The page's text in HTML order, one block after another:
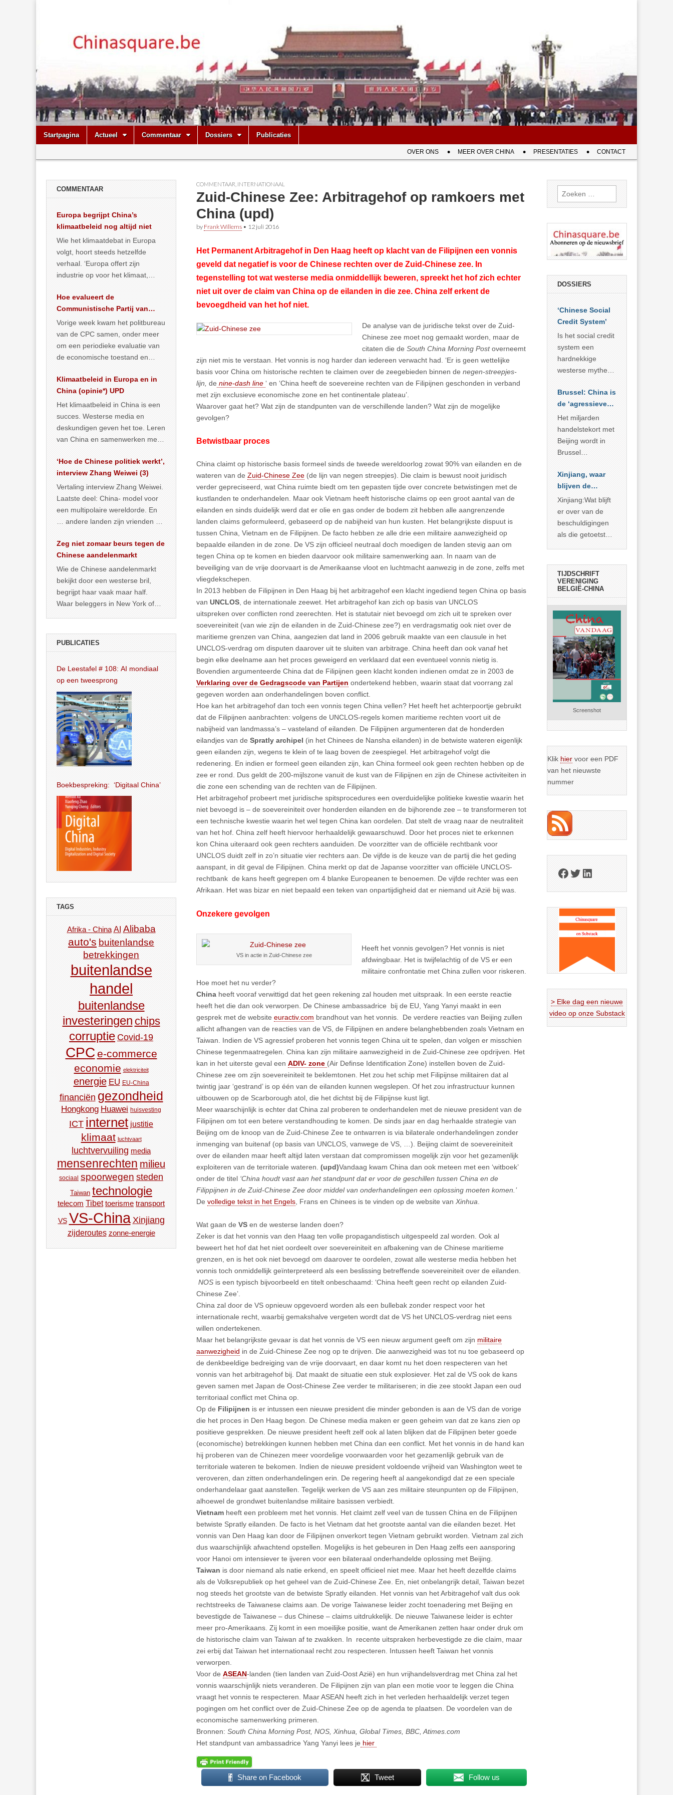
Chinasquare.be
Main
menu
Skip
Startpagina Actueel Commentaar Dossiers Publicaties
menu
OVER ONS MEER OVER CHINA PRESENTATIES CONTACT
COMMENTAAR INTERNATIONAAL
Zuid-Chinese Zee: Arbitragehof op ramkoers met
China (upd)
by Frank Willems • 12 juli 2016
Het Permanent Arbitragehof in Den Haag heeft op klacht van de Filipijnen een vonnis
geveld dat negatief is voor de Chinese rechten over de Zuid-Chinese zee. In
tegenstelling tot wat westerse media onmiddellijk beweren, spreekt het hof zich echter
niet uit over de claim van China op de eilanden in die zee. China zelf erkent de
bevoegdheid van het hof niet.
De analyse van de juridische tekst over de Zuid-
Chinese zee moet nog gemaakt worden, maar de
citaten die de South China Morning Postoverneemt
zijn niet mis te verstaan. Het vonnis is nog harder dan iedereen verwacht had. ‘Er is geen wettelijke
basis voor China om historische rechten te claimen over de zeegebieden binnen de negen-streepjes-
lijn, de nine-dash line ‘ en ‘China heeft de soevereine rechten van de Filipijnen geschonden in verband
met zijn exclusieve economische zone en het continentale plateau’.
Waarover gaat het? Wat zijn de standpunten van de verschillende landen? Wat zijn de mogelijke
gevolgen?
Betwistbaar proces
China claimt op historische basis formeel sinds de tweede wereldoorlog zowat 90% van eilanden en de
wateren van de Zuid-Chinese Zee (de lijn van negen streepjes). Die claim is bewust nooit juridisch
verder gepreciseerd, wat China ruimte biedt om ten gepasten tijde over concrete betwistingen met de
kustlanden te onderhandelen. Maar ook Vietnam heeft historische claims op een groot aantal van de
eilanden en sinds duidelijk werd dat er olie en gas onder de bodem zit hebben alle aangrenzende
landen claims geformuleerd, gebaseerd op de nabijheid van hun kusten. Het belangrijkste dispuut is
tussen China, Vietnam en de Filipijnen. De facto hebben ze alle drie een militaire aanwezigheid op
bepaalde eilanden in de zone. De VS zijn officieel neutraal doch moedigen de landen stevig aan om
tegen China op te komen en bieden daarvoor ook militaire samenwerking aan. In naam van de
beveiliging van de vrije doorvaart is de Amerikaanse vloot en luchtmacht aanwezig in de zone, zelfs met
vliegdekschepen.
In 2013 hebben de Filipijnen in Den Haag bij het arbitragehof een klacht ingediend tegen China op basis
van UNCLOS, de internationale zeewet. Het arbitragehof kan zich op basis van UNCLOS
uitspreken over conflicten rond zeerechten. Het is statutair niet bevoegd om zich uit te spreken over
soevereiniteit (van wie zijn de eilanden in de Zuid-Chinese zee?) en verdragsmatig ook niet over de
maritieme grenzen van China, aangezien dat land in 2006 gebruik maakte van een clausule in het
UNCLOS-verdrag om disputen daarover uit te sluiten van arbitrage. China heeft dan ook vanaf het
begin elke deelname aan het proces geweigerd en verklaard dat een eventueel vonnis nietig is.
Bovendien argumenteerde China dat de Filipijnen geen klacht konden indienen omdat ze in 2003 de
Verklaring over de Gedragscode van Partijen ondertekend hebben, waarin staat dat voorrang zal
gegeven worden aan onderhandelingen boven conflict.
Hoe kan het arbitragehof dan toch een vonnis tegen China vellen? Het heeft het achterpoortje gebruikt
dat de Filipijnen aanbrachten: volgens de UNCLOS-regels komen maritieme rechten voort uit de
nabijheid van landmassa’s – vasteland of eilanden. De Filipijnen argumenteren dat de honderden
eilandjes van de Spratly archipel (in het Chinees de Nansha eilanden) in de betwiste wateren eigenlijk
geen eilanden zijn, wegens te klein of te laag boven de zeespiegel. Het arbitragehof volgt die
redenering. En indien er formeel geen eilanden zijn, kan China formeel ook geen rechten hebben op de
zee er rond. Dus geldt de 200-mijlszone vanuit de kust van de Filipijnen en zijn de Chinese activiteiten in
die zone een schending van de rechten van de Filipijnen.
Het arbitragehof probeert met juridische spitsprocedures een overduidelijke politieke kwestie waarin het
niet bevoegd is – de soevereiniteit over honderden eilanden en de bijhorende zee – te transformeren tot
een technische kwestie waarin het wel tegen China kan oordelen. Dat stelt de vraag naar de neutraliteit
van het hof. China zelf heeft hiervoor herhaaldelijk gewaarschuwd. Door het proces niet te erkennen
kon China uiteraard ook geen rechters aanduiden. De voorzitter van de officiële rechtbank voor
UNCLOS duidt zelf in zo’n situatie vier rechters aan. De vijfde is de keuze van de partij die het geding
aanspant, in dit geval de Filipijnen. China merkt op dat de Japanse voorzitter van officiële UNCLOS-
rechtbank de kans heeft gegrepen om 4 blanke Europeanen te benoemen. De vijfde rechter was een
Afrikaan. Het was bizar en niet bepaald een teken van onpartijdigheid dat er niemand uit Azië bij was.
Onzekere gevolgen
VS in actie in Zuid-Chinese zee
Heeft het vonnis gevolgen? Het vonnis is niet
afdwingbaar. Het is twijfelachtig of de VS er een
militaire confrontatie met China zullen voor riskeren.
Hoe moet het nu verder?
China heeft vooraf verwittigd dat het geen rekening zal houden met uitspraak. In een eerste reactie
heeft het die dan ook verworpen. De Chinese ambassadrice bij de EU, Yang Yanyi maakt in een
gesprek met de website euractiv.com brandhout van het vonnis. De verdere reacties van Beijing zullen
allicht afhangen van de reacties van de VS, de Filipijnen en andere belanghebbenden zoals Vietnam en
Taiwan. Indien de VS agressief proberen het vonnis tegen China uit te spelen, dan volgen er misschien
Chinese tegenmaatregelen. China kan zijn militaire aanwezigheid in de Zuid-Chinese zee opdrijven. Het
kan in het uiterste geval een ADIV- zone (Air Definse Identification Zone) instellen boven de Zuid-
Chinese zee om zijn soevereiniteit te beklemtonen. Het zou het schip met Filipijnse militairen dat al
twintig jaar ‘gestrand’ is op één van de eilanden kunnen wegslepen. Of het zou infrastructuur kunnen
uitbouwen op de Scarborough atol, die het dichtst bij de Filipijnse kust ligt.
Meer waarschijnlijk is echter dat China zal proberen te onderhandelen met de nieuwe president van de
Filipijnen om tot een betere verstandhouding te komen. De sinds jaar en dag herhaalde strategie van
Beijing om de knoop van de Zuid-Chinese Zee te ontwarren is via bilaterale onderhandelingen zonder
inmenging van buitenaf (op basis van UNCLOS, vanwege de VS, …). Beijing claimt de soevereiniteit
over de eilanden maar heeft altijd laten verstaan dat compromissen mogelijk zijn voor het gezamenlijk
exploiteren van de territoriale wateren. (upd)Vandaag kwam China dan ook meteen met een ‘witboek’
onder de titel ‘China houdt vast aan het standpunt dat er voor de geschillen tussen China en de
Filippijnen in de Zuid-Chinese Zee door middel van onderhandelingen een oplossing moeten komen.’
De volledige tekst in het Engels , Frans en Chinees is te vinden op de website van Xinhua
Wat gaan de VS en de westerse landen doen?
Zeker is dat het vonnis van den Haag ten volle propagandistisch uitgespeeld zal worden. Ook al
beweert het hof dat het niet oordeelt over soevereiniteit en afbakening van de Chinese maritieme
grenzen, en is het ook niet bevoegd om daarover te oordelen, zowat alle westerse media hebben het
vonnis toch onmiddellijk geïnterpreteerd als een beslissing betreffende soevereiniteit over de eilanden.
NOS is een typisch bijvoorbeeld en titelt onbeschaamd: ‘China heeft geen recht op eilanden Zuid-
Chinese Zee’.
China zal door de VS opnieuw opgevoerd worden als een bullebak zonder respect voor het
internationale recht, waarbij gemakshalve vergeten wordt dat de VS het UNCLOS-verdrag niet eens
willen ondertekenen.
Maar het belangrijkste gevaar is dat het vonnis de VS een nieuw argument geeft om zijn militaire
aanwezigheid in de Zuid-Chinese Zee nog op te drijven. Die aanwezigheid was tot nu toe gebaseerd op
de denkbeeldige bedreiging van de vrije doorvaart, en daar komt nu het doen respecteren van het
vonnis van het arbitragehof bij. Dat maakt de situatie een stuk explosiever. Het zal de VS ook de kans
geven samen met Japan de Oost-Chinese Zee verder te militariseren; in die zee stookt Japan een oud
territoriaal conflict met China op.
Op de Filipijnen is er intussen een nieuwe president die minder gebonden is aan de VS dan de vorige
die het proces in Den Haag begon. De Chinese media maken er geen geheim van dat ze kans zien op
positieve gesprekken. De nieuwe president heeft zelf ook al laten blijken dat de Filipijnen beter goede
(economische) betrekkingen kunnen hebben met China dan een conflict. Met het vonnis in de hand kan
hij proberen van de Chinezen meer voordelige voorwaarden voor het gezamenlijk gebruik van de
territoriale wateren te bekomen. Indien de nieuwe president voldoende vrijheid van Washington weet te
veroveren, dan zitten onderhandelingen erin. De regering heeft al aangekondigd dat ze een speciale
onderhandelaar gaat aanstellen. Tegelijk werken de VS aan zes militaire steunpunten op de Filipijnen,
alhoewel de grondwet buitenlandse militaire basissen verbiedt.
Vietnam heeft een probleem met het vonnis. Het claimt zelf veel van de tussen China en de Filipijnen
betwiste Spratly eilanden. De facto is het Vietnam dat het grootste aantal van die eilanden bezet. Het
vonnis van Den Haag kan door de Filipijnen onverkort tegen Vietnam gebruikt worden. Vietnam zal zich
dus waarschijnlijk afwachtend opstellen. Mogelijks is het gebeuren in Den Haag zelfs een aansporing
voor Hanoi om intensiever te ijveren voor een bilateraal onderhandelde oplossing met Beijing.
Taiwan is door niemand als natie erkend, en speelt officieel niet mee. Maar het heeft dezelfde claims
als de Volksrepubliek op het geheel van de Zuid-Chinese Zee. En, niet onbelangrijk detail, Taiwan bezet
nog steeds het grootste van de betwiste Spratly eilanden. Het vonnis van het Arbitragehof valt dus ook
rechtstreeks de Taiwanese claims aan. De vorige Taiwanese leider zocht toenadering met Beijing en
bevestigde de Taiwanese – dus Chinese – claims uitdrukkelijk. De nieuwe Taiwanese leider is echter
meer pro-Amerikaans. Zij komt in een moeilijke positie, want de Amerikanen zetten haar onder druk om
de historische claim van Taiwan af te zwakken. In recente uitspraken herbevestigde ze die claim, maar
zei erbij dat Taiwan het internationaal recht zou respecteren. Intussen heeft Taiwan het vonnis
verworpen.
Voor de ASEAN-landen (tien landen van Zuid-Oost Azië) en hun vrijhandelsverdrag met China zal het
vonnis waarschijnlijk niets veranderen. De Filipijnen zijn van plan een motie voor te leggen die China
vraagt het vonnis te respecteren. Maar ASEAN heeft zich in het verleden herhaaldelijk verzet tegen
pogingen om het conflict over de Zuid-Chinese Zee op de agenda te plaatsen. De voordelen van de
economische samenwerking primeren.
Bronnen: South China Morning Post, NOS, Xinhua, Global Times, BBC, Atimes.com
Het standpunt van ambassadrice Yang Yanyi lees je hier
Share on Facebook Tweet Follow us
COMMENTAAR
Europa begrijpt China’s
klimaatbeleid nog altijd niet
Wie het klimaatdebat in Europa
volgt, hoort steeds hetzelfde
verhaal. ‘Europa offert zijn
industrie op voor het klimaat,
vergroening… >> lees meer
Hoe evalueert de
Communistische Partij van
China de economische
toestand?
Vorige week kwam het politbureau
van de CPC samen, onder meer
om een periodieke evaluatie van
de economische toestand en
publiceerden… >> lees meer
Klimaatbeleid in Europa en in
China (opinie*) UPD
Het klimaatbeleid in China is een
succes. Westerse media en
deskundigen geven het toe. Leren
van China en samenwerken met
… >> lees meer
‘Hoe de Chinese politiek werkt’,
interview Zhang Weiwei (3)
Vertaling interview Zhang Weiwei.
Laatste deel: China- model voor
een multipolaire wereldorde. En
… andere landen zijn vrienden of
Zeg niet zomaar beurs tegen de
Chinese aandelenmarkt
Wie de Chinese aandelenmarkt
bekijkt door een westerse bril,
begrijpt haar vaak maar half.
Waar beleggers in New York of
PUBLICATIES
De Leestafel # 108: AI mondiaal
op een tweesprong
Boekbespreking: ‘Digitaal China’
TAGS
Afrika - China AI Alibaba
auto's buitenlandse
betrekkingen
buitenlandse
handel
buitenlandse
investeringen chips
corruptie Covid-19
CPC e-commerce
economie elektriciteit
energie EU EU-China
financiën gezondheid
Hongkong Huawei huisvesting
ICT internet justitie
klimaat luchtvaart
luchtvervuiling media
mensenrechten milieu
sociaal spoorwegen steden
Taiwan technologie
telecom Tibet toerisme transport
VS VS-China Xinjiang
zijderoutes zonne-energie
Zoeken
naar:
DOSSIERS
‘Chinese Social
Credit System’
Is het social credit
system een
hardnekkige
westerse mythe of
realiteit in China?
Brussel: China is
de ‘agressieve
schuldige’
Het miljarden
handelstekort met
Beijing wordt in
Brussel
bewijs van
economische
agressie. In
werkelijkheid
verhult die
spectaculaire
achterstand die
… >> lees meer
Xinjiang, waar
blijven de
bewijzen?
Xinjiang:Wat blijft
er over van de
beschuldigingen
als die getoetst
TIJDSCHRIFT
VERENIGING
BELGIË-CHINA
Screenshot
Klik hier voor een PDF
van het nieuwste
nummer
Facebook
Twitter
LinkedIn
> Elke dag een nieuwe
video op onze Substack